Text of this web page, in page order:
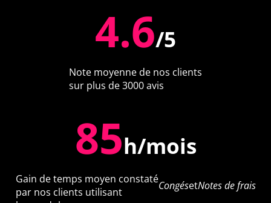
Note moyenne de nos clients
sur plus de 3000 avis
4.6/5
Gain de temps moyen constaté
par nos clients utilisant
CongésetNotes de frais
85h/mois